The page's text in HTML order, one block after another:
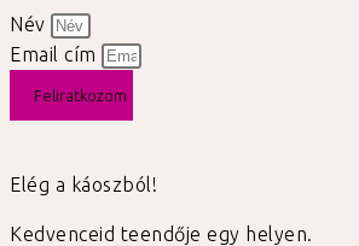
Név
Email cím
Feliratkozom
Elég a káoszból!
Kedvenceid teendője egy helyen.